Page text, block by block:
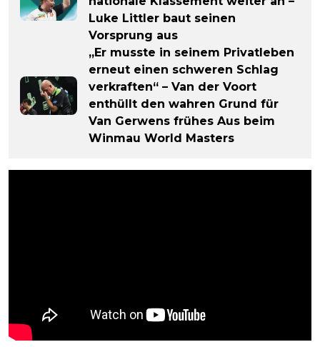
Luke Littler baut seinen
Vorsprung aus
„Er musste in seinem Privatleben
erneut einen schweren Schlag
verkraften“ – Van der Voort
enthüllt den wahren Grund für
Van Gerwens frühes Aus beim
Winmau World Masters